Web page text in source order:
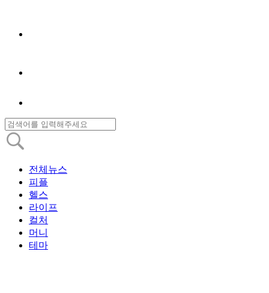
전체뉴스
피플
헬스
라이프
컬처
머니
테마